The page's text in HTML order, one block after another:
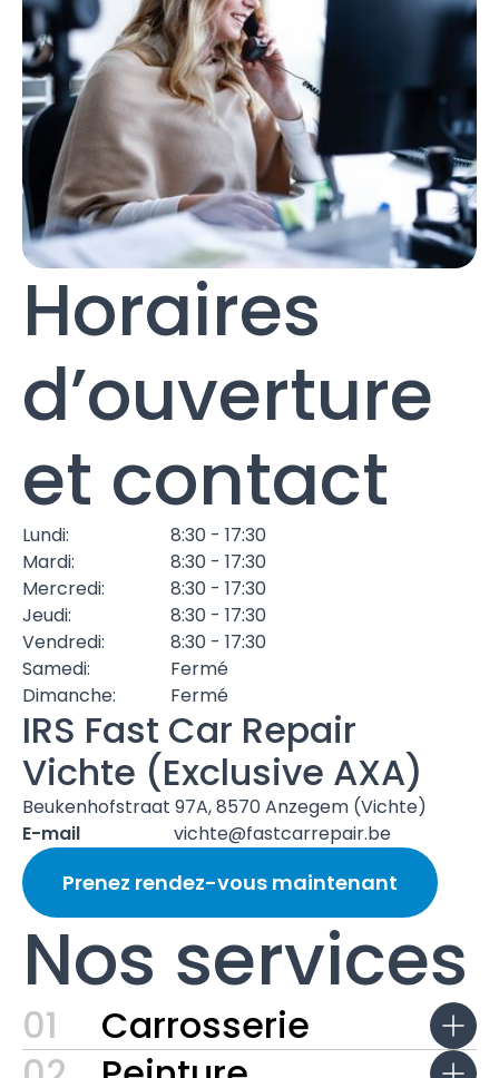
Horaires
d’ouverture
et contact
Lundi:
8:30 - 17:30
Mardi:
8:30 - 17:30
Mercredi:
8:30 - 17:30
Jeudi:
8:30 - 17:30
Vendredi:
8:30 - 17:30
Samedi:
Fermé
Dimanche:
Fermé
IRS Fast Car Repair
Vichte (Exclusive AXA)
Beukenhofstraat 97A, 8570 Anzegem (Vichte)
E-mail
vichte@fastcarrepair.be
Prenez rendez-vous maintenant
Nos services
01
Carrosserie